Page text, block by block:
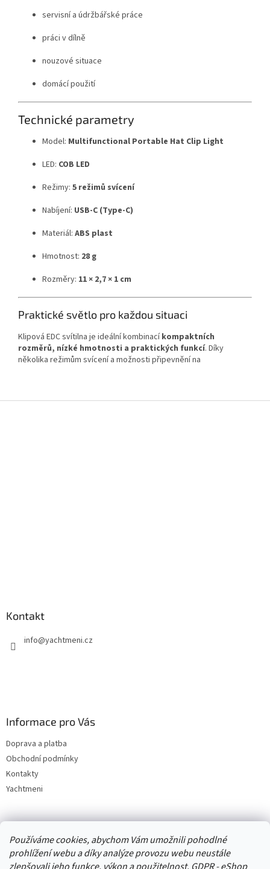
Používáme cookies, abychom Vám umožnili pohodlné
prohlížení webu a díky analýze provozu webu neustále
servisnía údržbářské práce
práci vdílně
nouzové situace
domácípoužití
Technické parametry
Model: Multifunctional Portable Hat Clip Light
LED: COB LED
Režimy: 5 režimů svícení
Nabíjení: USB-C (Type-C)
Materiál: ABS plast
Hmotnost: 28 g
Rozměry: 11 × 2,7 × 1 cm
Praktické světlo pro každou situaci
Klipová EDCsvítilna je ideálníkombinacíkompaktních
rozměrů, nízké hmotnosti a praktických funkcí. Díky
několika režimům svícenía možnosti připevněnína
Kontakt
info@yachtmeni.cz
Informace pro Vás
Doprava a platba
Obchodní podmínky
Kontakty
Yachtmeni
Zboží.cz Heureka.cz Yachtmeni ComGate Payments, a.s.